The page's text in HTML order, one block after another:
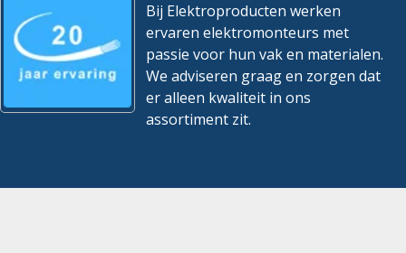
Bij Elektroproducten werken
ervaren elektromonteurs met
passie voor hun vak en materialen.
We adviseren graag en zorgen dat
er alleen kwaliteit in ons
assortiment zit.